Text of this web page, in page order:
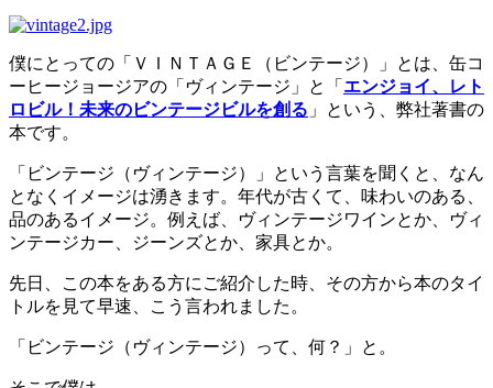
僕にとっての「ＶＩＮＴＡＧＥ（ビンテージ）」とは、缶コ
ーヒージョージアの「ヴィンテージ」と「 エンジョイ、レト
ロビル！未来のビンテージビルを創る 」という、弊社著書の
本です。
「ビンテージ（ヴィンテージ）」という言葉を聞くと、なん
となくイメージは湧きます。年代が古くて、味わいのある、
品のあるイメージ。例えば、ヴィンテージワインとか、ヴィ
ンテージカー、ジーンズとか、家具とか。
先日、この本をある方にご紹介した時、その方から本のタイ
トルを見て早速、こう言われました。
「ビンテージ（ヴィンテージ）って、何？」と。